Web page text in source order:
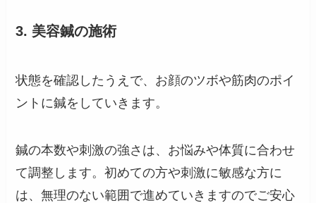
3. 美容鍼の施術
状態を確認したうえで、お顔のツボや筋肉のポイ
ントに鍼をしていきます。
鍼の本数や刺激の強さは、お悩みや体質に合わせ
て調整します。初めての方や刺激に敏感な方に
は、無理のない範囲で進めていきますのでご安心